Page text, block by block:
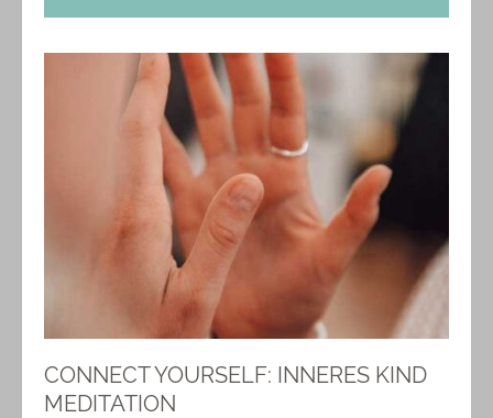
CONNECT YOURSELF: INNERES KIND
MEDITATION